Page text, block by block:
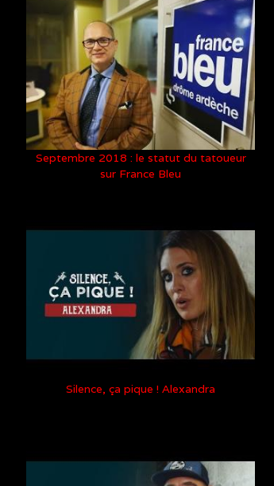
Septembre 2018 : le statut du tatoueur
sur France Bleu
Silence, ça pique ! Alexandra